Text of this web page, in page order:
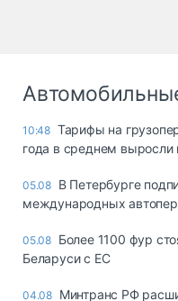
10:48 Тарифы на
года в среднем выросли
05.08 В Петербурге
международных
05.08 Более 1100 фур
Беларуси с ЕС
04.08 Минтранс РФ